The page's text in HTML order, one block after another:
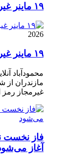
۱۹ ماینر غیرمجاز در مازندران از مدار خارج شد
2026
۱۹ ماینر غیرمجاز در مازندران از مدار خارج شد
محمودآباد
غیرمجاز رمز
آغاز